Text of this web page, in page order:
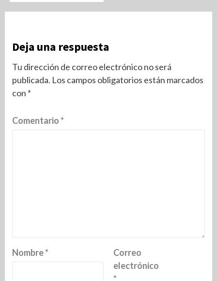
Deja una respuesta
Tu dirección de correo electrónico no será
publicada. Los campos obligatorios están marcados
con *
Comentario*
Nombre*
Correo
electrónico
*